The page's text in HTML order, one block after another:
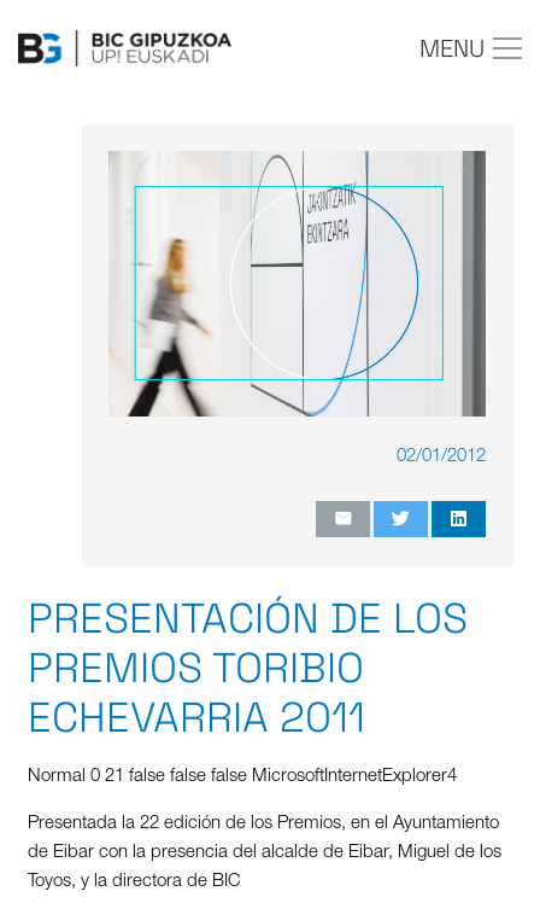
MENU
02/01/2012
PRESENTACIÓN DE LOS
PREMIOS TORIBIO
ECHEVARRIA 2011
Normal 0 21 false false false MicrosoftInternetExplorer4
Presentada la 22 edición de los Premios, en el Ayuntamiento
de Eibar con la presencia del alcalde de Eibar, Miguel de los
Toyos, y la directora de BIC